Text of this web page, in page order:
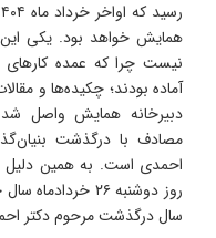
همایش خواهد بود. یکی
نیست چرا که عمده
آماده بودند؛ چکیده‌ها و
دبیرخانه همایش واصل
مصادف با درگذشت
احمدی است. به همین دلیل
روز دوشنبه ۲۶
سال درگذشت مرحوم دکتر